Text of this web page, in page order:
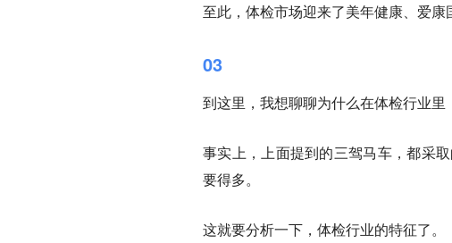
至此，体检市场迎来了美年健康、爱康
03
到这里，我想聊聊为什么在体检行业里
事实上，上面提到的三驾马车，都采
要得多。
这就要分析一下，体检行业的特征了。